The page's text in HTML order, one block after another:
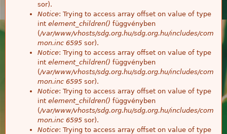
sor).
Notice: Trying to access array offset on value of type
int element_children() függvényben
(/var/www/vhosts/sdg.org.hu/sdg.org.hu/includes/com
mon.inc 6595 sor).
Notice: Trying to access array offset on value of type
int element_children() függvényben
(/var/www/vhosts/sdg.org.hu/sdg.org.hu/includes/com
mon.inc 6595 sor).
Notice: Trying to access array offset on value of type
int element_children() függvényben
(/var/www/vhosts/sdg.org.hu/sdg.org.hu/includes/com
mon.inc 6595 sor).
Notice: Trying to access array offset on value of type